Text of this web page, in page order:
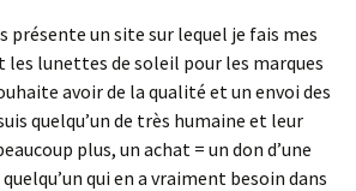
présente un site sur lequel je fais mes
les lunettes de soleil pour les marques
avoir de la qualité et un envoi des
quelqu’un de très humaine et leur
plus, un achat = un don d’une
qui en a vraiment besoin dans